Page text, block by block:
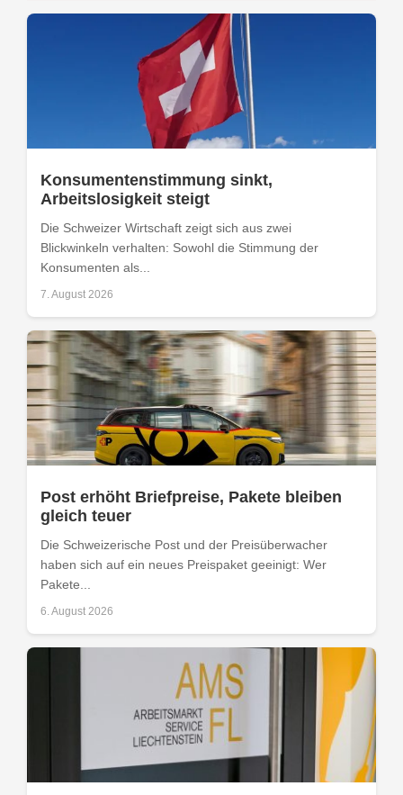
Konsumentenstimmung sinkt,
Arbeitslosigkeit steigt
Die Schweizer Wirtschaft zeigt sich aus zwei
Blickwinkeln verhalten: Sowohl die Stimmung der
Konsumenten als...
7. August 2026
Post erhöht Briefpreise, Pakete bleiben
gleich teuer
Die Schweizerische Post und der Preisüberwacher
haben sich auf ein neues Preispaket geeinigt: Wer
Pakete...
6. August 2026